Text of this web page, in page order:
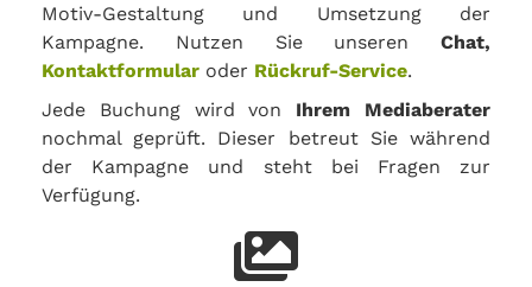
Motiv-Gestaltung und Umsetzung der
Kampagne. Nutzen Sie unseren Chat,
Kontaktformular oder Rückruf-Service.
Jede Buchung wird von Ihrem Mediaberater
nochmal geprüft. Dieser betreut Sie während
der Kampagne und steht bei Fragen zur
Verfügung.